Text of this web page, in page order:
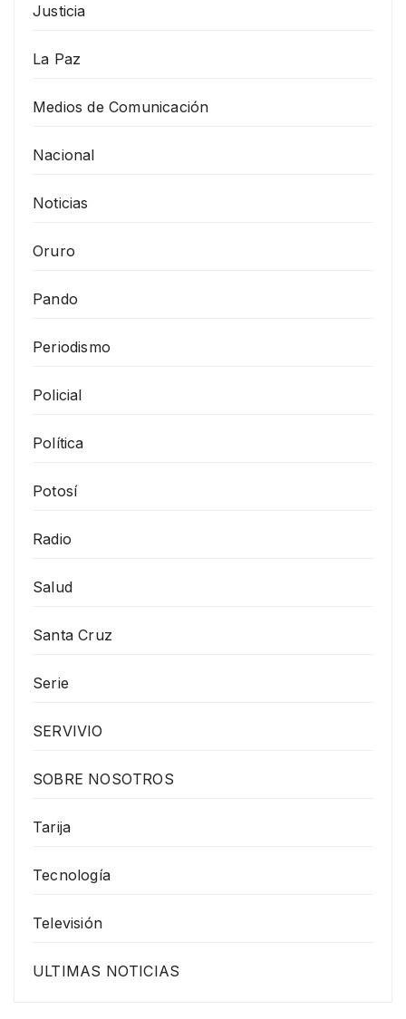
Justicia
La Paz
Medios de Comunicación
Nacional
Noticias
Oruro
Pando
Periodismo
Policial
Política
Potosí
Radio
Salud
Santa Cruz
Serie
SERVIVIO
SOBRE NOSOTROS
Tarija
Tecnología
Televisión
ULTIMAS NOTICIAS